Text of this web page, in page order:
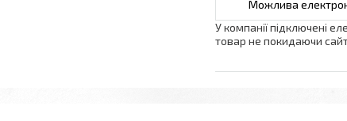
У компанії підключені
товар не покидаючи